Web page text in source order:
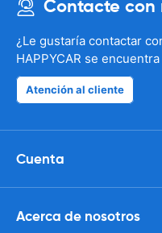
Contacte con
¿Le gustaría contactar
HAPPYCAR se
Atención al cliente
Cuenta
Acerca de nosotros